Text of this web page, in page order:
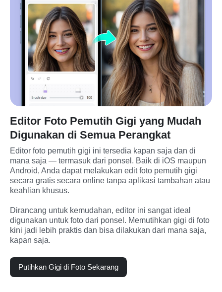
Editor Foto Pemutih Gigi yang Mudah
Digunakan di Semua Perangkat
Editor foto pemutih gigi ini tersedia kapan saja dan di
mana saja — termasuk dari ponsel. Baik di iOS maupun
Android, Anda dapat melakukan edit foto pemutih gigi
secara gratis secara online tanpa aplikasi tambahan atau
keahlian khusus.
Dirancang untuk kemudahan, editor ini sangat ideal
digunakan untuk foto dari ponsel. Memutihkan gigi di foto
kini jadi lebih praktis dan bisa dilakukan dari mana saja,
kapan saja.
Putihkan Gigi di Foto Sekarang